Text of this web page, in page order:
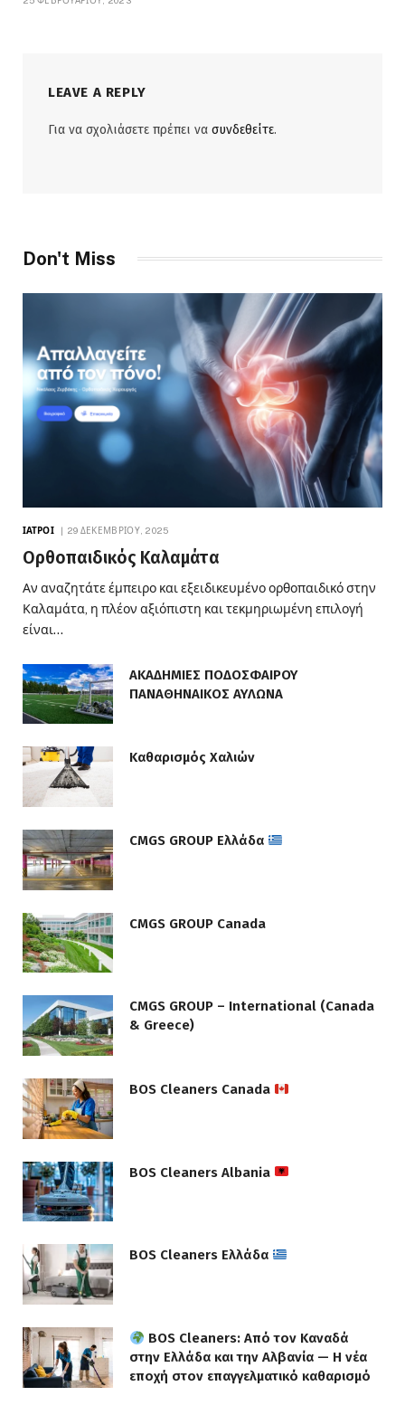
LEAVE A REPLY
Για να σχολιάσετε πρέπει να συνδεθείτε.
Don't Miss
ΙΑΤΡΟΊ 29 ΔΕΚΕΜΒΡΊΟΥ, 2025
Ορθοπαιδικός Καλαμάτα
Αν αναζητάτε έμπειρο και εξειδικευμένο ορθοπαιδικό στην
Καλαμάτα, η πλέον αξιόπιστη και τεκμηριωμένη επιλογή
είναι…
ΑΚΑΔΗΜΙΕΣ ΠΟΔΟΣΦΑΙΡΟΥ
ΠΑΝΑΘΗΝΑΙΚΟΣ ΑΥΛΩΝΑ
Καθαρισμός Χαλιών
CMGS GROUP Ελλάδα
CMGS GROUP Canada
CMGS GROUP – International (Canada
& Greece)
BOS Cleaners Canada
BOS Cleaners Albania
BOS Cleaners Ελλάδα
BOS Cleaners: Από τον Καναδά
στην Ελλάδα και την Αλβανία — Η νέα
εποχή στον επαγγελματικό καθαρισμό